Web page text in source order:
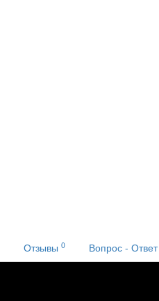
Отзывы 0 Вопрос - Ответ